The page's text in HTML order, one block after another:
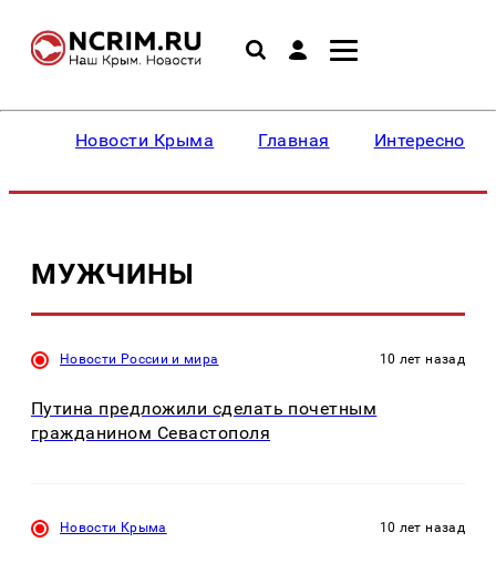
Новости Крыма Главная Интересное
МУЖЧИНЫ
Новости России и мира 10 лет назад
Путина предложили сделать почетным
гражданином Севастополя
Новости Крыма 10 лет назад